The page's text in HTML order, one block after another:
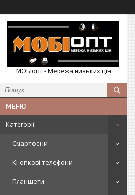
МОБІопт - Мережа низьких цін
Категорії
Смартфони
Кнопкові телефони
Планшети